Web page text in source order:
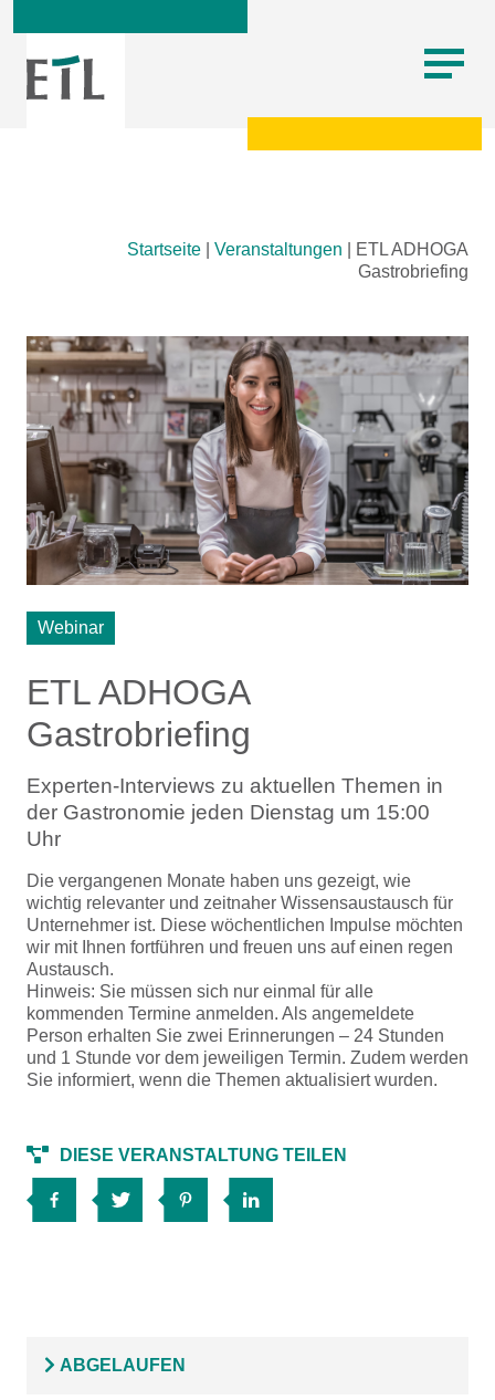
Startseite Veranstaltungen
ETL ADHOGA
Gastrobriefing
Webinar
ETL ADHOGA
Gastrobriefing
Experten-Interviews zu aktuellen Themen in
der Gastronomie jeden Dienstag um 15:00
Uhr
Die vergangenen Monate haben uns gezeigt, wie
wichtig relevanter und zeitnaher Wissensaustausch für
Unternehmer ist. Diese wöchentlichen Impulse möchten
wir mit Ihnen fortführen und freuen uns auf einen regen
Austausch.
Hinweis: Sie müssen sich nur einmal für alle
kommenden Termine anmelden. Als angemeldete
Person erhalten Sie zwei Erinnerungen – 24 Stunden
und 1 Stunde vor dem jeweiligen Termin. Zudem werden
Sie informiert, wenn die Themen aktualisiert wurden.
DIESE VERANSTALTUNG TEILEN
ABGELAUFEN